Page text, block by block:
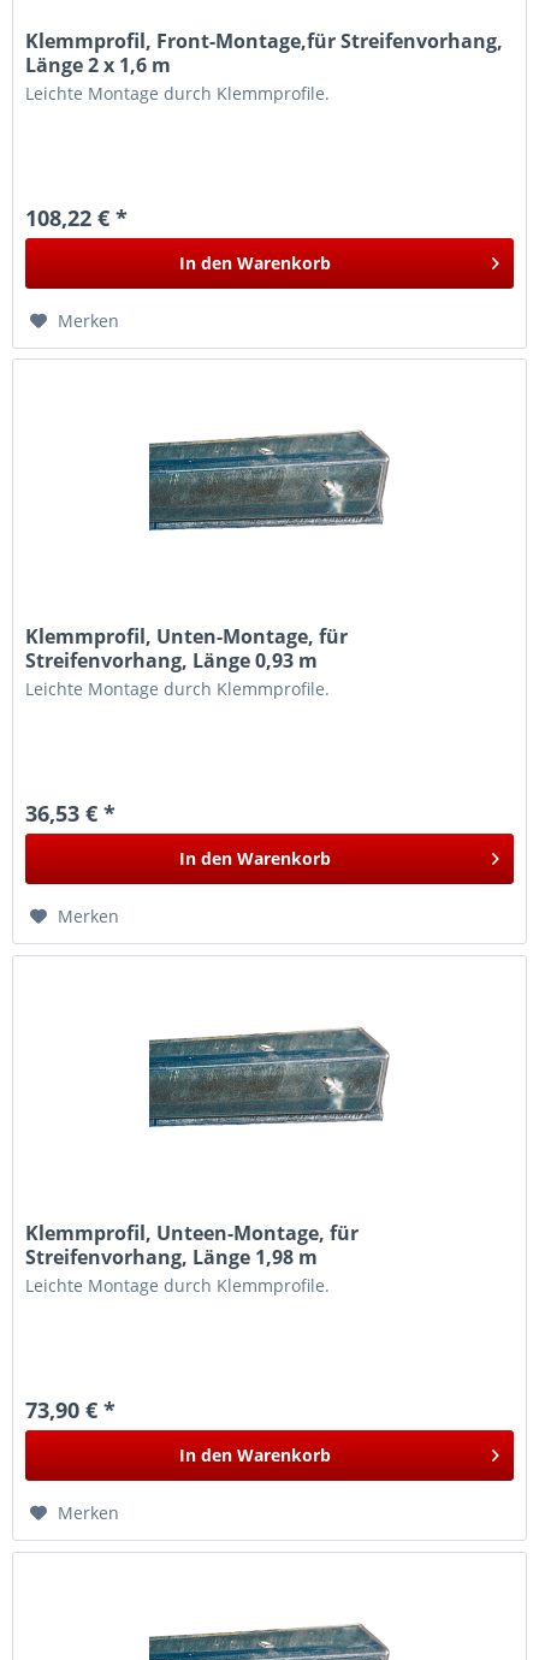
Klemmprofil, Front-Montage,für Streifenvorhang,
Länge 2 x 1,6 m
Leichte Montage durch Klemmprofile.
108,22 € *
In den Warenkorb
Merken
Klemmprofil, Unten-Montage, für
Streifenvorhang, Länge 0,93 m
Leichte Montage durch Klemmprofile.
36,53 € *
In den Warenkorb
Merken
Klemmprofil, Unteen-Montage, für
Streifenvorhang, Länge 1,98 m
Leichte Montage durch Klemmprofile.
73,90 € *
In den Warenkorb
Merken